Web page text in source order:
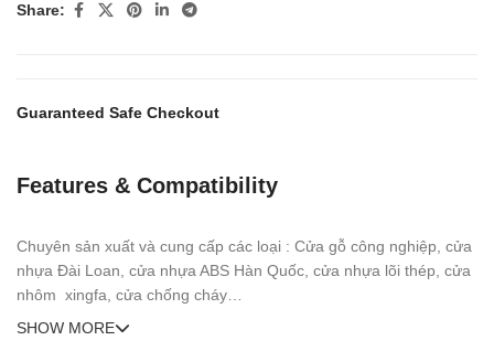
Share:
Guaranteed Safe Checkout
Features & Compatibility
Chuyên sản xuất và cung cấp các loại : Cửa gỗ công nghiệp, cửa
nhựa Đài Loan, cửa nhựa ABS Hàn Quốc, cửa nhựa lõi thép, cửa
nhôm xingfa, cửa chống cháy…
SHOW MORE